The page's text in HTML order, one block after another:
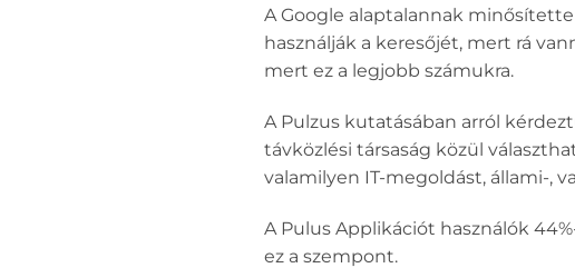
A Google alaptalannak
használják a keresőjét, mert rá
mert ez a legjobb számukra.
A Pulzus kutatásában arról
távközlési társaság közül
valamilyen IT-megoldást, állami-,
A Pulus Applikációt használók
ez a szempont.